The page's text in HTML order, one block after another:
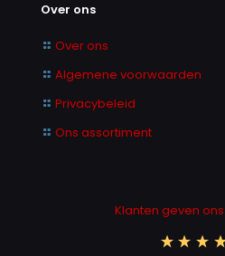
Over ons
Over ons
Algemene voorwaarden
Privacybeleid
Ons assortiment
Klanten geven